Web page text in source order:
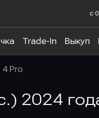
с
Trade-In Выкуп
Pro
2024